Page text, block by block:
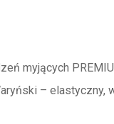
myjących
–